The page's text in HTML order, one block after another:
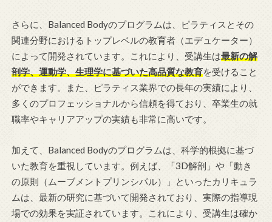
さらに、Balanced Bodyのプログラムは、ピラティスとその
関連分野におけるトップレベルの教育者（エデュケーター）
によって開発されています。これにより、受講生は最新の解
剖学、運動学、生理学に基づいた高品質な教育を受けること
ができます。また、ピラティス業界での長年の実績により、
多くのプロフェッショナルから信頼を得ており、卒業生の就
職率やキャリアアップの実績も非常に高いです。
加えて、Balanced Bodyのプログラムは、科学的根拠に基づ
いた教育を重視しています。例えば、「3D解剖」や「動き
の原則（ムーブメントプリンシパル）」といったカリキュラ
ムは、最新の研究に基づいて開発されており、実際の指導現
場での効果を実証されています。これにより、受講生は確か